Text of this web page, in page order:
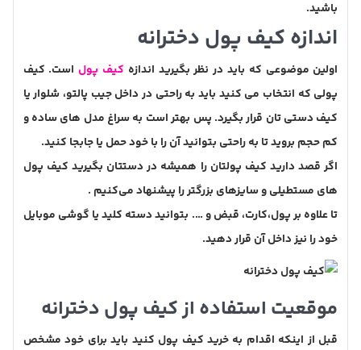
باشید.
اندازه کیف پول دخترانه
اولین موضوعی که باید در نظر بگیرید اندازه کیف پول است. کیف
پولی که انتخاب می کنید باید به راحتی در داخل جیب پالتو، شلوار یا
کیف دستی تان قرار بگیرد. پس بهتر است به سراغ مدل های ساده و
کم حجم بروید تا به راحتی بتوانید آن‌ را با خود حمل یا جابجا کنید.
اگر قصد دارید کیف پولتان را همیشه در دستتان بگیرید کیف پول
های مستطیلی و سایزهای بزرگتر را پیشنهاد می‌کنیم .
تا علاوه بر پول،کارت، قبض و …. بتوانید دسته کلید یا گوشی موبایل
خود را نیز داخل آن قرار دهید.
موقعیت استفاده از کیف پول دخترانه
قبل از اینکه اقدام به خرید کیف پول کنید باید برای خود مشخص